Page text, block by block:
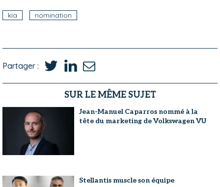
kia nomination
Partager :
SUR LE MÊME SUJET
Jean-Manuel Caparros nommé à la
tête du marketing de Volkswagen VU
Stellantis muscle son équipe